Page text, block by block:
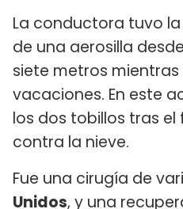
La conductora tuvo
de una aerosilla
siete metros
vacaciones. En este
los dos tobillos tras
contra la nieve.
Fue una cirugía de
Unidos, y una